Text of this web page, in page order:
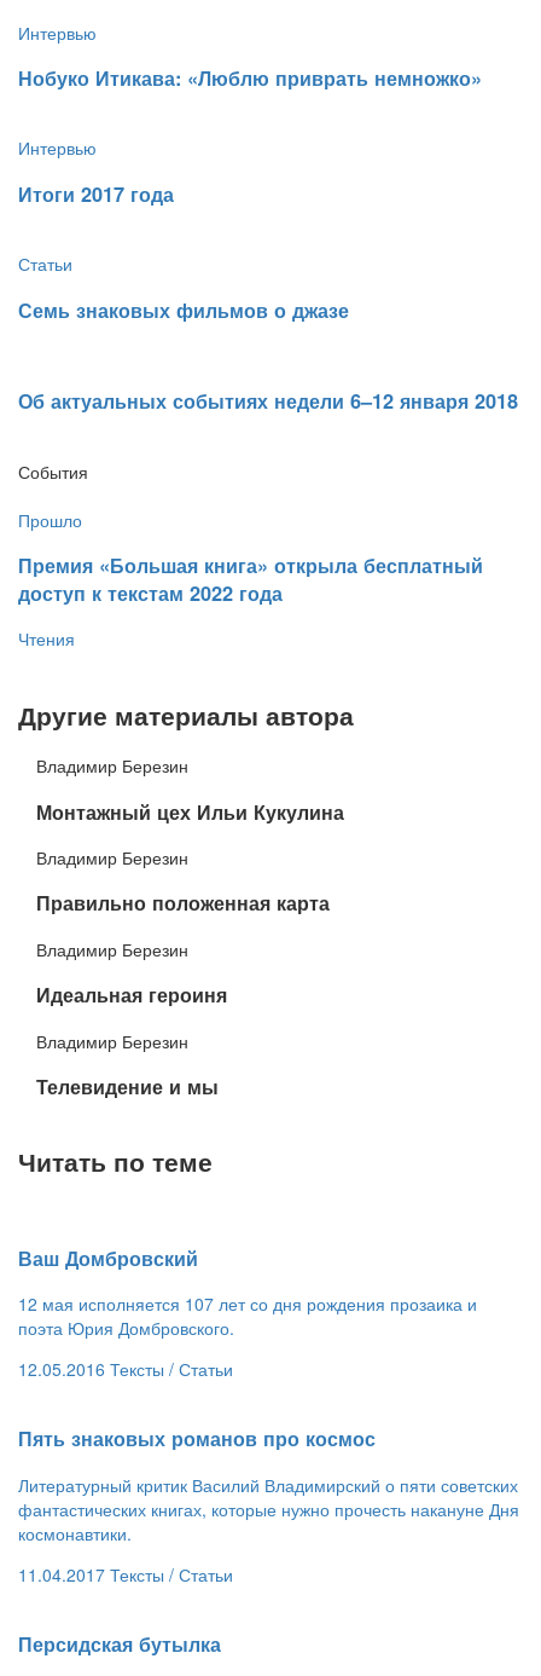
Интервью
​Нобуко Итикава: «Люблю приврать немножко»
Интервью
​Итоги 2017 года
Статьи
​Семь знаковых фильмов о джазе
​Об актуальных событиях недели 6–12 января 2018
События
Прошло
​Премия «Большая книга» открыла бесплатный
доступ к текстам 2022 года
Чтения
Другие материалы автора
Владимир Березин
​Монтажный цех Ильи Кукулина
Владимир Березин
​Правильно положенная карта
Владимир Березин
​Идеальная героиня
Владимир Березин
​Телевидение и мы
Читать по теме
Ваш Домбровский
12 мая исполняется 107 лет со дня рождения прозаика и
поэта Юрия Домбровского.
12.05.2016 Тексты / Статьи
​Пять знаковых романов про космос
Литературный критик Василий Владимирский о пяти советских
фантастических книгах, которые нужно прочесть накануне Дня
космонавтики.
11.04.2017 Тексты / Статьи
​Персидская бутылка